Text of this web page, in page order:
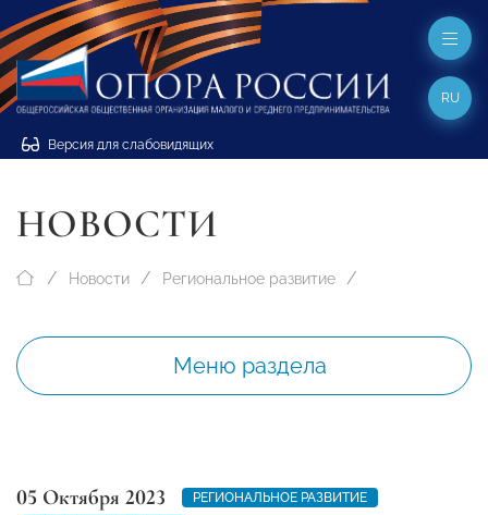
Версия для слабовидящих
RU
НОВОСТИ
Новости Региональное развитие
Меню раздела
05 Октября 2023
РЕГИОНАЛЬНОЕ РАЗВИТИЕ